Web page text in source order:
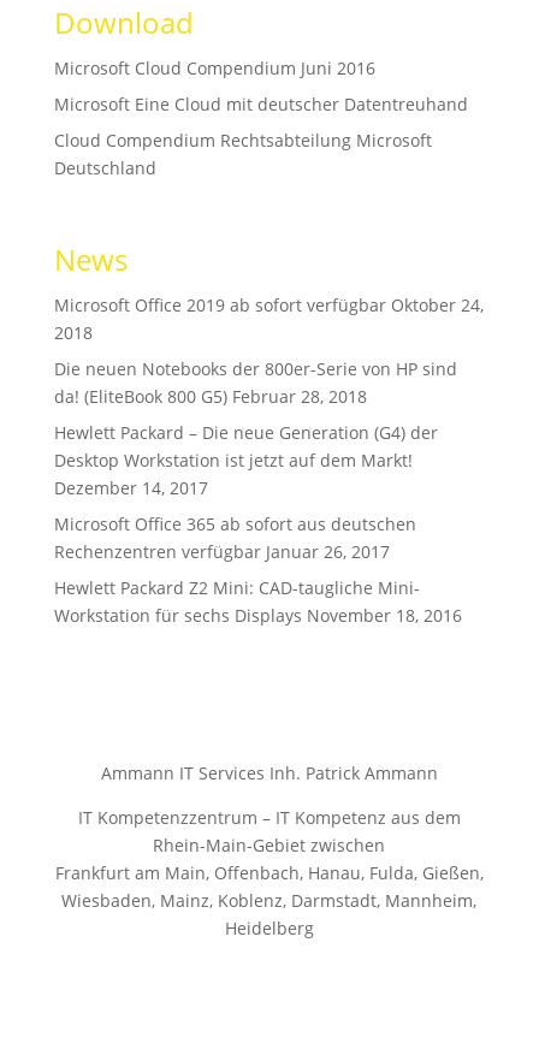
Download
Microsoft Cloud Compendium Juni 2016
Microsoft Eine Cloud mit deutscher Datentreuhand
Cloud Compendium Rechtsabteilung Microsoft
Deutschland
News
Microsoft Office 2019 ab sofort verfügbar Oktober 24,
2018
Die neuen Notebooks der 800er-Serie von HP sind
da! (EliteBook 800 G5) Februar 28, 2018
Hewlett Packard – Die neue Generation (G4) der
Desktop Workstation ist jetzt auf dem Markt!
Dezember 14, 2017
Microsoft Office 365 ab sofort aus deutschen
Rechenzentren verfügbar Januar 26, 2017
Hewlett Packard Z2 Mini: CAD-taugliche Mini-
Workstation für sechs Displays November 18, 2016
Ammann IT Services Inh. Patrick Ammann
IT Kompetenzzentrum – IT Kompetenz aus dem
Rhein-Main-Gebiet zwischen
Frankfurt am Main, Offenbach, Hanau, Fulda, Gießen,
Wiesbaden, Mainz, Koblenz, Darmstadt, Mannheim,
Heidelberg